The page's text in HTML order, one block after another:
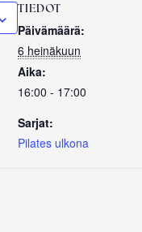
TIEDOT
Päivämäärä:
6 heinäkuun
Aika:
16:00 - 17:00
Sarjat:
Pilates ulkona